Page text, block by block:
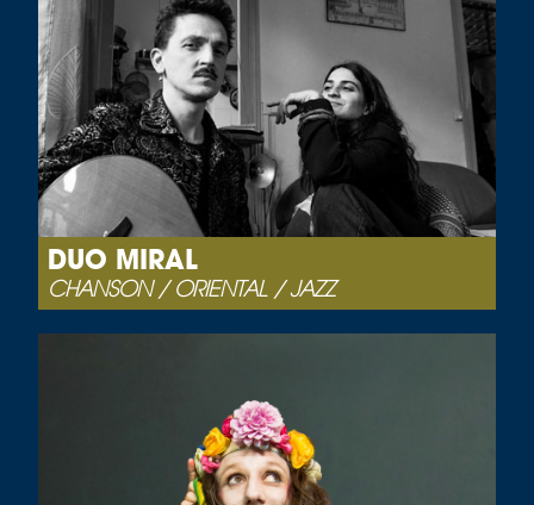
DUO MIRAL
CHANSON / ORIENTAL / JAZZ